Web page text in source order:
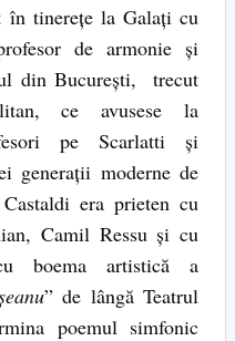
în tinereţe la Galaţi cu
de armonie şi
din Bucureşti, trecut
ce avusese la
pe Scarlatti şi
generaţii moderne de
era prieten cu
Camil Ressu şi cu
boema artistică a
” de lângă Teatrul
poemul simfonic